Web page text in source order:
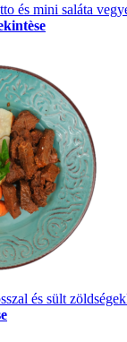
és mini saláta
és sült